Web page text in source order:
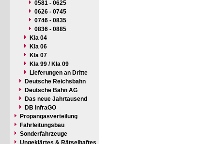
0581 - 0625
0626 - 0745
0746 - 0835
0836 - 0885
Kla 04
Kla 06
Kla 07
Kla 99 / Kla 09
Lieferungen an Dritte
Deutsche Reichsbahn
Deutsche Bahn AG
Das neue Jahrtausend
DB InfraGO
Propangasverteilung
Fahrleitungsbau
Sonderfahrzeuge
Ungeklärtes & Rätselhaftes